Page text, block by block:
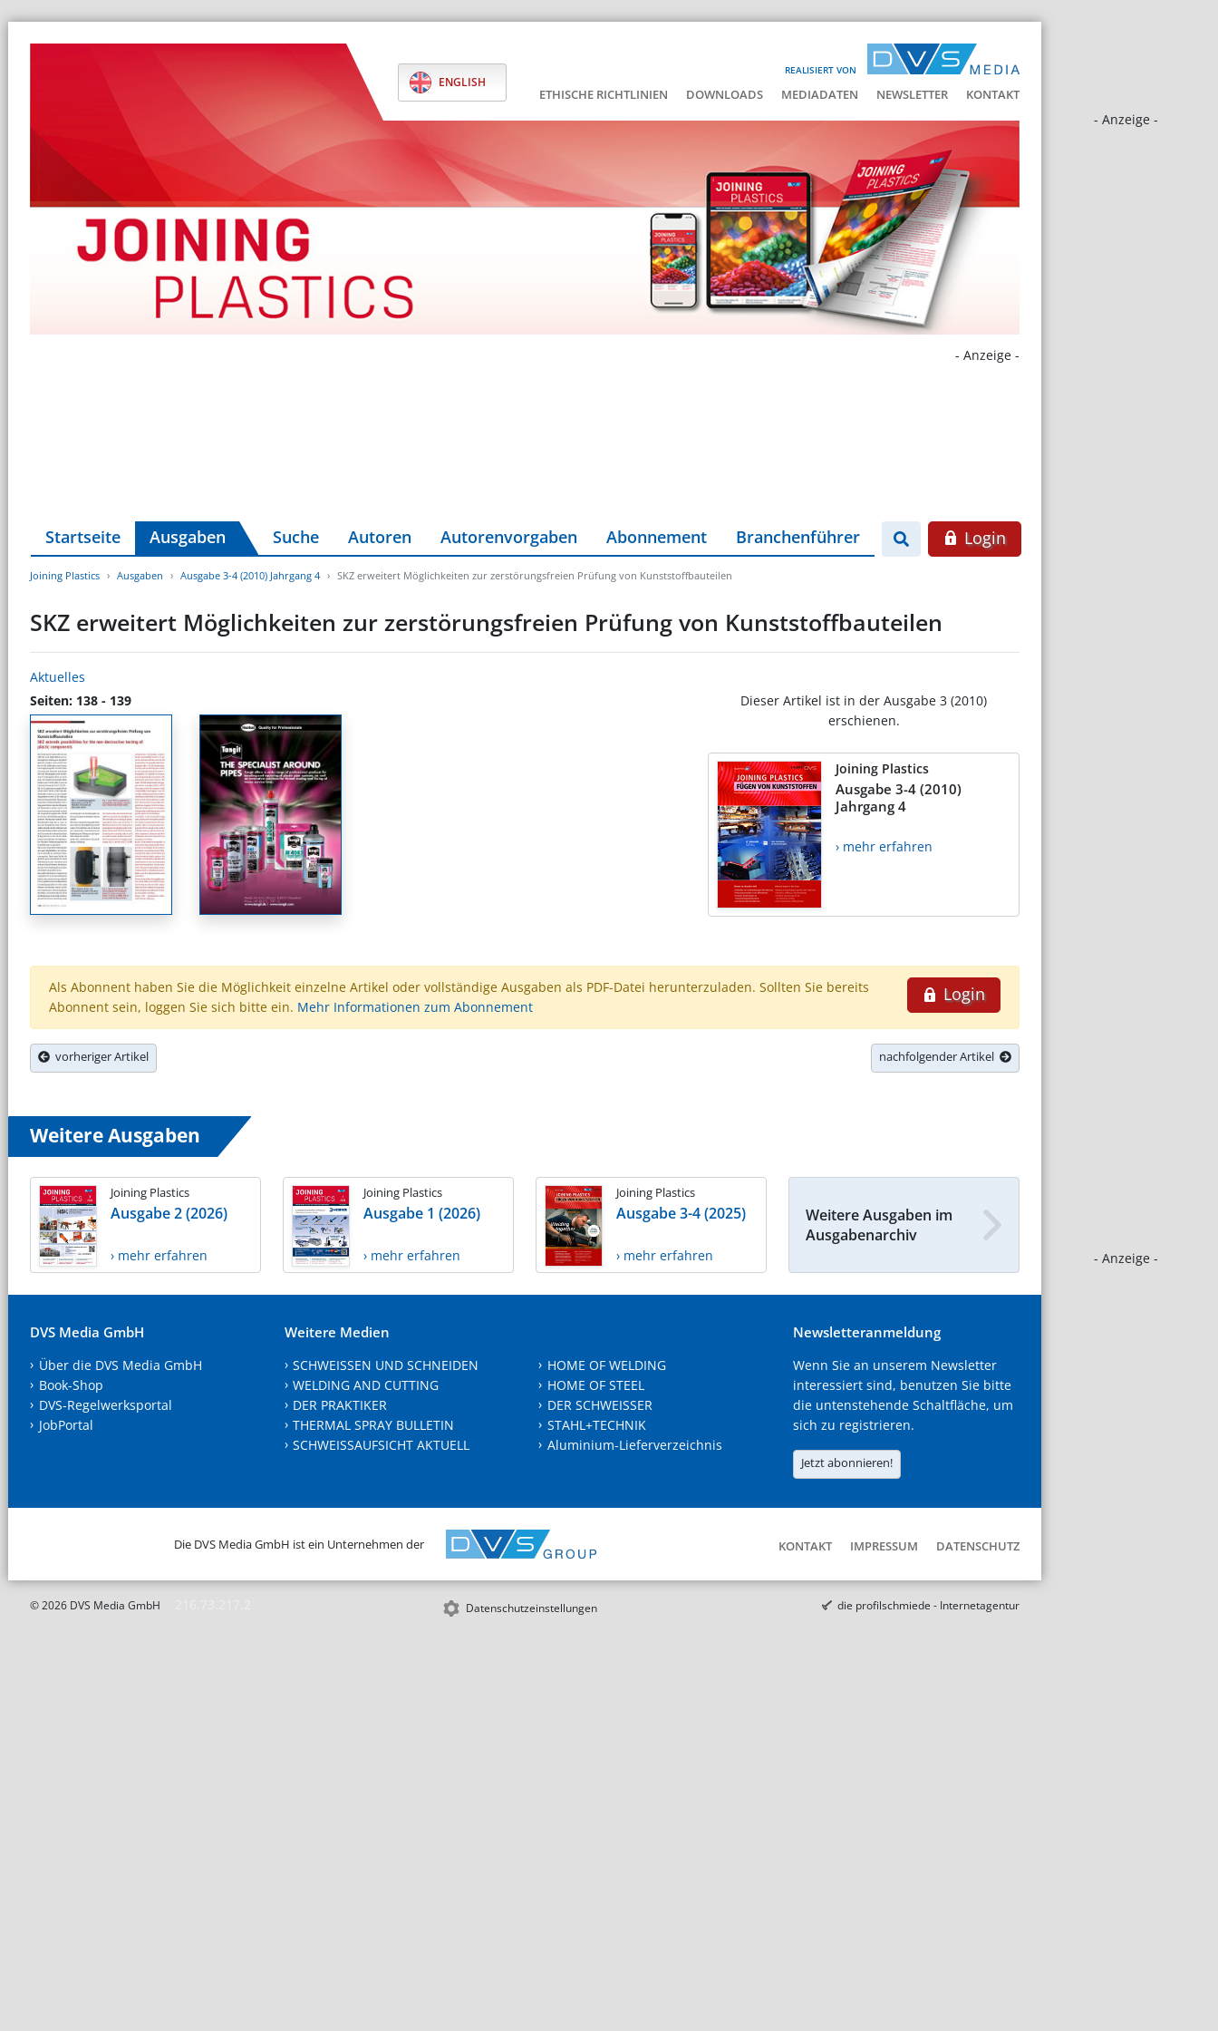
REALISIERT VON
ENGLISH
ETHISCHE RICHTLINIEN DOWNLOADS MEDIADATEN NEWSLETTER KONTAKT
- Anzeige -
- Anzeige -
- Anzeige -
Startseite Ausgaben Suche Autoren Autorenvorgaben Abonnement Branchenführer Login
Joining Plastics Ausgaben Ausgabe 3-4 (2010) Jahrgang 4 SKZ erweitert Möglichkeiten zur zerstörungsfreien Prüfung von Kunststoffbauteilen
SKZ erweitert Möglichkeiten zur zerstörungsfreien Prüfung von Kunststoffbauteilen
Aktuelles
Seiten: 138 - 139
Dieser Artikel ist in der Ausgabe 3 (2010)
erschienen.
Joining Plastics
Ausgabe 3-4 (2010)
Jahrgang 4
› mehr erfahren
Login
Als Abonnent haben Sie die Möglichkeit einzelne Artikel oder vollständige Ausgaben als PDF-Datei herunterzuladen. Sollten Sie bereits
Abonnent sein, loggen Sie sich bitte ein. Mehr Informationen zum Abonnement
vorheriger Artikel nachfolgender Artikel
Weitere Ausgaben
Joining Plastics
Ausgabe 2 (2026)
› mehr erfahren
Joining Plastics
Ausgabe 1 (2026)
› mehr erfahren
Joining Plastics
Ausgabe 3-4 (2025)
› mehr erfahren
Weitere Ausgaben im
Ausgabenarchiv
DVS Media GmbH
Über die DVS Media GmbH
Book-Shop
DVS-Regelwerksportal
JobPortal
Weitere Medien
SCHWEISSEN UND SCHNEIDEN
WELDING AND CUTTING
DER PRAKTIKER
THERMAL SPRAY BULLETIN
SCHWEISSAUFSICHT AKTUELL
HOME OF WELDING
HOME OF STEEL
DER SCHWEISSER
STAHL+TECHNIK
Aluminium-Lieferverzeichnis
Newsletteranmeldung
Wenn Sie an unserem Newsletter
interessiert sind, benutzen Sie bitte
die untenstehende Schaltfläche, um
sich zu registrieren.
Jetzt abonnieren!
Die DVS Media GmbH ist ein Unternehmen der KONTAKT IMPRESSUM DATENSCHUTZ
© 2026 DVS Media GmbH Datenschutzeinstellungen die profilschmiede - Internetagentur